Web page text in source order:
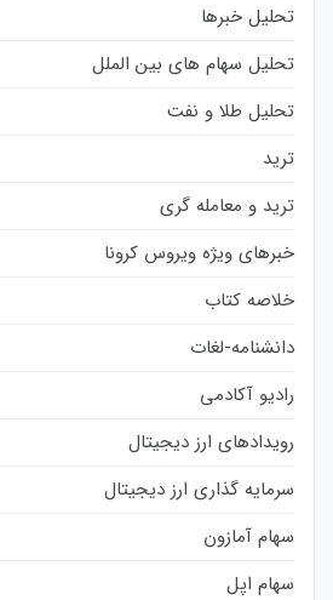
تحلیل خبرها
تحلیل سهام های بین الملل
تحلیل طلا و نفت
ترید
ترید و معامله گری
خبرهای ویژه ویروس کرونا
خلاصه کتاب
دانشنامه-لغات
رادیو آکادمی
رویدادهای ارز دیجیتال
سرمایه گذاری ارز دیجیتال
سهام آمازون
سهام اپل